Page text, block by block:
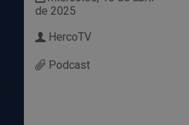
de 2025
HercoTV
Podcast